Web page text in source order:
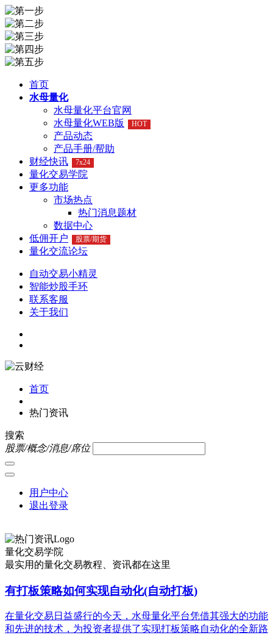
首页
水母量化
水母量化平台官网
水母量化WEB版
HOT
产品动态
产品手册/帮助
财经快讯
7x24
量化交易学院
更多功能
市场热点
热门消息题材
数据中心
低佣开户
股票/期货
量化交流论坛
自动交易小精灵
智能炒股手环
联系客服
关于我们
首页
热门资讯
搜索
股票/概念/消息/席位
用户中心
退出登录
量化交易学院
最实用的量化交易教程、资讯都在这里
有打板策略如何实现自动化(自动打板)
在量化交易日益盛行的今天，水母量化平台凭借其强大的功能
和先进的技术，为投资者提供了实现打板策略自动化的全新路